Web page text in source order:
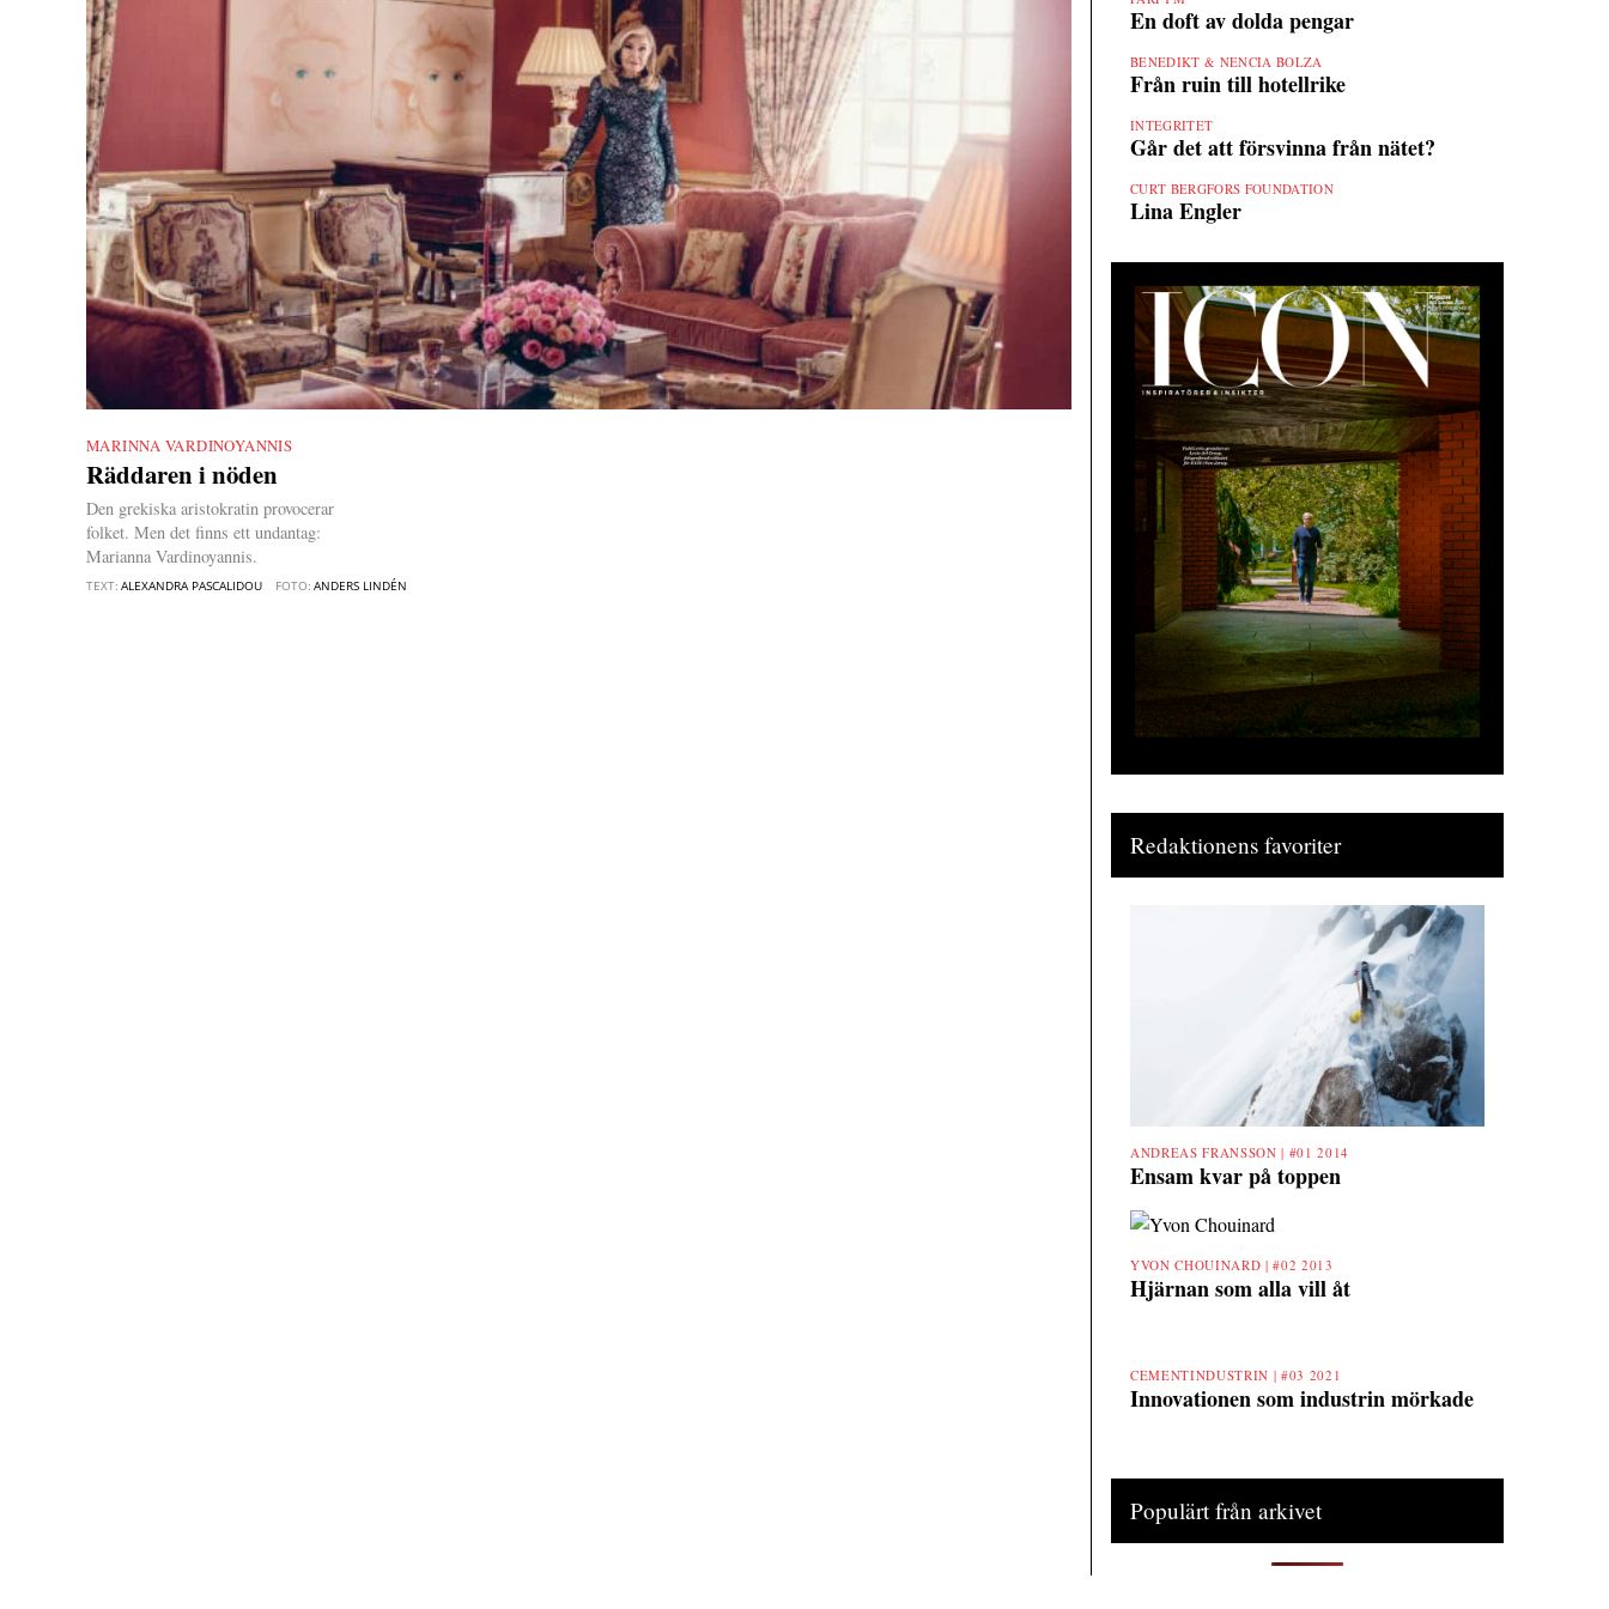
MARINNA VARDINOYANNIS
Räddaren i nöden
Den grekiska aristokratin provocerar
folket. Men det finns ett undantag:
Marianna Vardinoyannis.
TEXT:ALEXANDRA PASCALIDOU FOTO:ANDERS LINDÉN
En doft av dolda pengar
BENEDIKT & NENCIA BOLZA
Från ruin till hotellrike
INTEGRITET
Går det att försvinna från nätet?
CURT BERGFORS FOUNDATION
Lina Engler
Redaktionens favoriter
ANDREAS FRANSSON | #01 2014
Ensam kvar på toppen
YVON CHOUINARD |#02 2013
Hjärnan som alla vill åt
CEMENTINDUSTRIN | #03 2021
Innovationen som industrin mörkade
Populärt från arkivet